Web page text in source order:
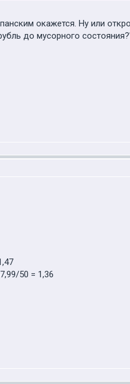
окажется. Ну или
до мусорного
50 = 1,36